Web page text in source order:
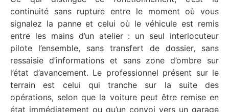
continuité sans rupture entre le moment où vous
signalez la panne et celui où le véhicule est remis
entre les mains d’un atelier : un seul interlocuteur
pilote l’ensemble, sans transfert de dossier, sans
ressaisie d’informations et sans zone d’ombre sur
l’état d’avancement. Le professionnel présent sur le
terrain est celui qui tranche sur la suite des
opérations, selon que la voiture peut être remise en
état immédiatement ou qu’un convoi vers un garage